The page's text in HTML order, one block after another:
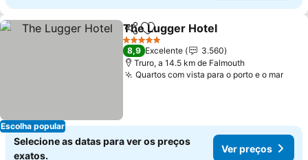
Escolha popular
PartilharAdicionar aos favoritos
The Lugger Hotel
5 Estrelas
8,9 Excelente
3.560
Truro, a 14.5 km de Falmouth
Quartos com vista para o porto e o marVer
Selecione as datas para ver os preços
exatos.
Ver preços